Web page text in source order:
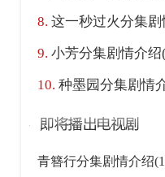
这一秒过火分集剧情
小芳分集剧情介
种墨园分集剧情介
青簪行分集剧情介绍